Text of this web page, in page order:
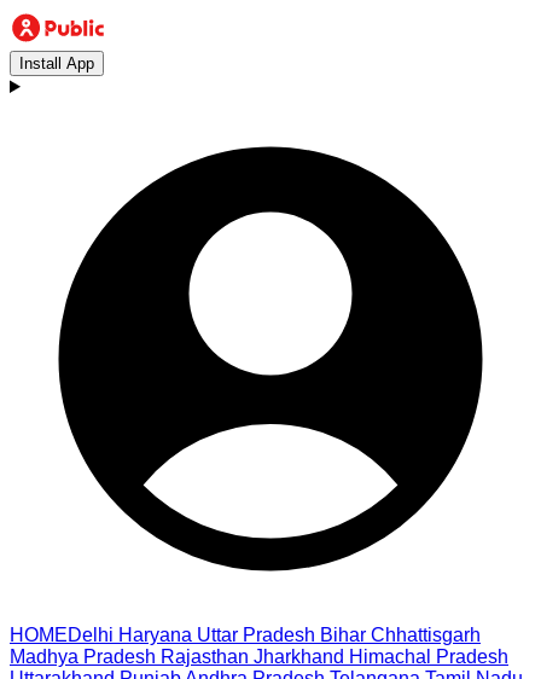
Install App
HOMEDelhi Haryana Uttar Pradesh Bihar Chhattisgarh
Madhya Pradesh Rajasthan Jharkhand Himachal Pradesh